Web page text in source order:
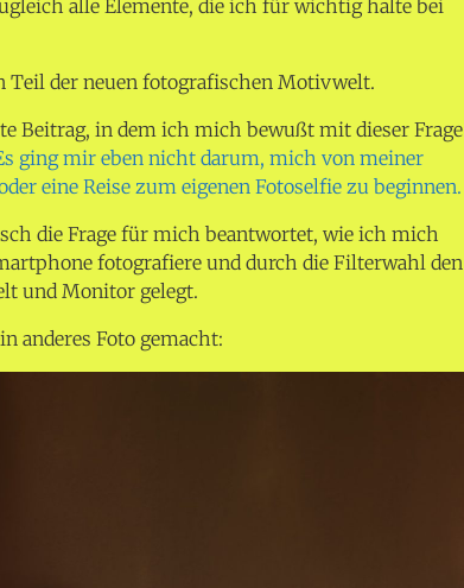
alle Elemente, die ich für wichtig halte bei
Teil der neuen fotografischen Motivwelt.
Beitrag, in dem ich mich bewußt mit dieser Frage
ging mir eben nicht darum, mich von meiner
eine Reise zum eigenen Fotoselfie zu beginnen.
die Frage für mich beantwortet, wie ich mich
fotografiere und durch die Filterwahl den
und Monitor gelegt.
anderes Foto gemacht: